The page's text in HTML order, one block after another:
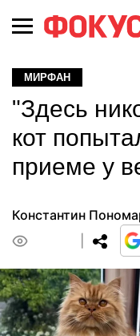
МИРФАН
"Здесь
кот
приеме у
Константин